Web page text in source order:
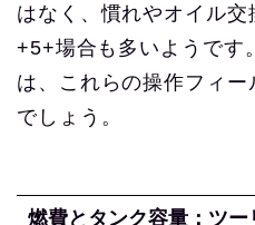
はなく、慣れやオイル交
+5+場合も多いようです
は、これらの操作フィ
でしょう。
燃費とタンク容量：ツ